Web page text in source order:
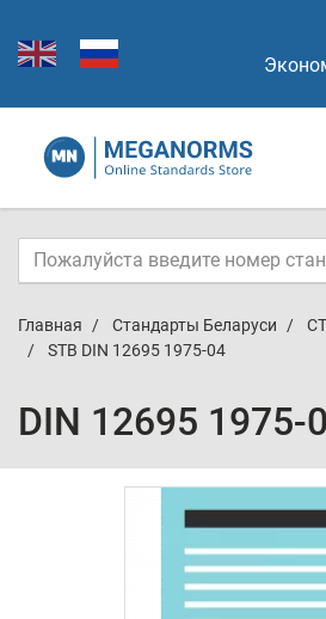
Главная Стандарты Беларуси
STB DIN 12695 1975-04
DIN 12695 1975-